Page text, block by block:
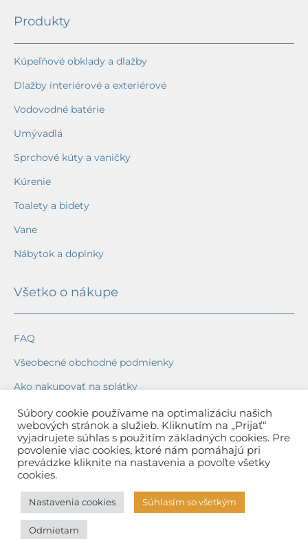
Produkty
Kúpeľňové obklady a dlažby
Dlažby interiérové a exteriérové
Vodovodné batérie
Umývadlá
Sprchové kúty a vaničky
Kúrenie
Toalety a bidety
Vane
Nábytok a doplnky
Všetko o nákupe
FAQ
Všeobecné obchodné podmienky
Ako nakupovať na splátky
Ochrana osobných údajov
Reklamačný poriadok
Spôsob a cena dopravy
Spôsob platby
Záruka na tovar
Súbory cookie používame na optimalizáciu našich
webových stránok a služieb. Kliknutím na „Prijať“
vyjadrujete súhlas s použitím základných cookies. Pre
povolenie viac cookies, ktoré nám pomáhajú pri
prevádzke kliknite na nastavenia a povoľte všetky
cookies.
Nastavenia cookies Súhlasím so všetkým
Odmietam